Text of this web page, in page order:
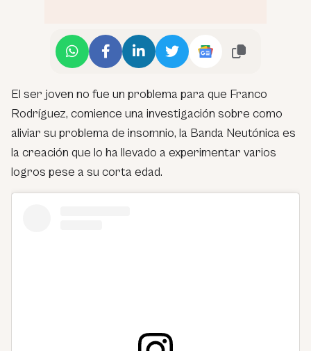
El ser joven no fue un problema para que Franco
Rodríguez, comience una investigación sobre como
aliviar su problema de insomnio, la Banda Neutónica es
la creación que lo ha llevado a experimentar varios
logros pese a su corta edad.